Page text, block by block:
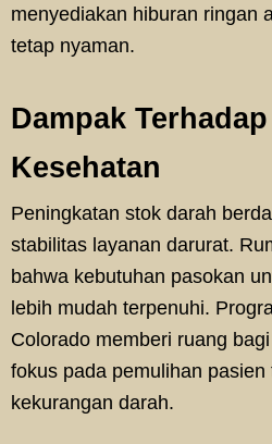
menyediakan hiburan ringan
tetap nyaman.
Dampak
Kesehatan
Peningkatan stok darah
stabilitas layanan darurat.
bahwa kebutuhan pasokan
lebih mudah terpenuhi.
Colorado memberi ruang
fokus pada pemulihan
kekurangan darah.